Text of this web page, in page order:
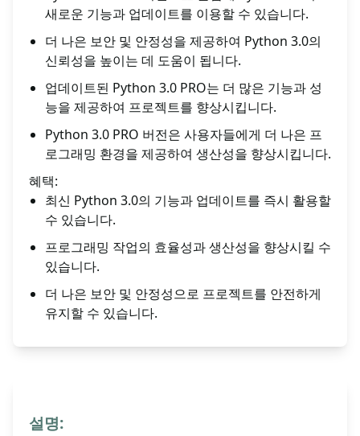
새로운 기능과 업데이트를 이용할 수 있습니다.
더 나은 보안 및 안정성을 제공하여 Python 3.0의
신뢰성을 높이는 데 도움이 됩니다.
업데이트된 Python 3.0 PRO는 더 많은 기능과 성
능을 제공하여 프로젝트를 향상시킵니다.
Python 3.0 PRO 버전은 사용자들에게 더 나은 프
로그래밍 환경을 제공하여 생산성을 향상시킵니다.
혜택:
최신 Python 3.0의 기능과 업데이트를 즉시 활용할
수 있습니다.
프로그래밍 작업의 효율성과 생산성을 향상시킬 수
있습니다.
더 나은 보안 및 안정성으로 프로젝트를 안전하게
유지할 수 있습니다.
설명: